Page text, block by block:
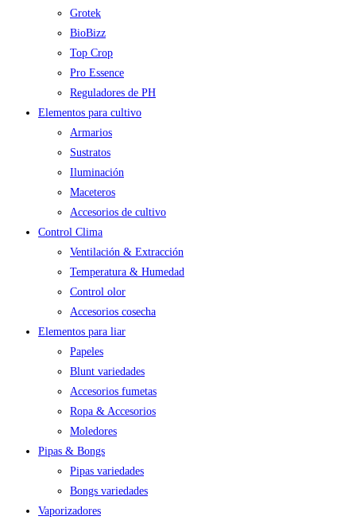
Grotek
BioBizz
Top Crop
Pro Essence
Reguladores de PH
Elementos para cultivo
Armarios
Sustratos
Iluminación
Maceteros
Accesorios de cultivo
Control Clima
Ventilación & Extracción
Temperatura & Humedad
Control olor
Accesorios cosecha
Elementos para liar
Papeles
Blunt variedades
Accesorios fumetas
Ropa & Accesorios
Moledores
Pipas & Bongs
Pipas variedades
Bongs variedades
Vaporizadores